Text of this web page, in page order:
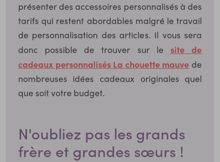
présenter des accessoires personnalisés à des
tarifs qui restent abordables malgré le travail
de personnalisation des articles. Il vous sera
donc possible de trouver sur le site de
cadeaux personnalisés La chouette mauve de
nombreuses idées cadeaux originales quel
que soit votre budget.
N'oubliez pas les grands
frère et grandes sœurs !